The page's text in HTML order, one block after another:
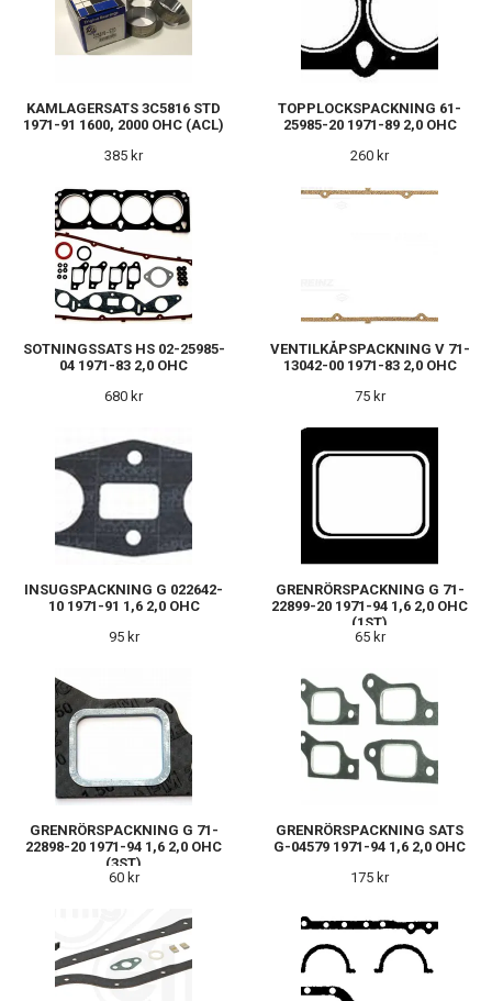
KAMLAGERSATS 3C5816 STD
1971-91 1600, 2000 OHC (ACL)
385 kr
TOPPLOCKSPACKNING 61-
25985-20 1971-89 2,0 OHC
260 kr
SOTNINGSSATS HS 02-25985-
04 1971-83 2,0 OHC
680 kr
VENTILKÅPSPACKNING V 71-
13042-00 1971-83 2,0 OHC
75 kr
INSUGSPACKNING G 022642-
10 1971-91 1,6 2,0 OHC
95 kr
GRENRÖRSPACKNING G 71-
22899-20 1971-94 1,6 2,0 OHC
(1ST)
65 kr
GRENRÖRSPACKNING G 71-
22898-20 1971-94 1,6 2,0 OHC
(3ST)
60 kr
GRENRÖRSPACKNING SATS
G-04579 1971-94 1,6 2,0 OHC
175 kr